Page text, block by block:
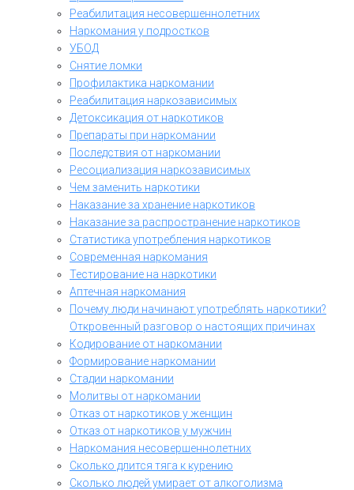
Реабилитация несовершеннолетних
Наркомания у подростков
УБОД
Снятие ломки
Профилактика наркомании
Реабилитация наркозависимых
Детоксикация от наркотиков
Препараты при наркомании
Последствия от наркомании
Ресоциализация наркозависимых
Чем заменить наркотики
Наказание за хранение наркотиков
Наказание за распространение наркотиков
Статистика употребления наркотиков
Современная наркомания
Тестирование на наркотики
Аптечная наркомания
Почему люди начинают употреблять наркотики?
Откровенный разговор о настоящих причинах
Кодирование от наркомании
Формирование наркомании
Стадии наркомании
Молитвы от наркомании
Отказ от наркотиков у женщин
Отказ от наркотиков у мужчин
Наркомания несовершеннолетних
Сколько длится тяга к курению
Сколько людей умирает от алкоголизма